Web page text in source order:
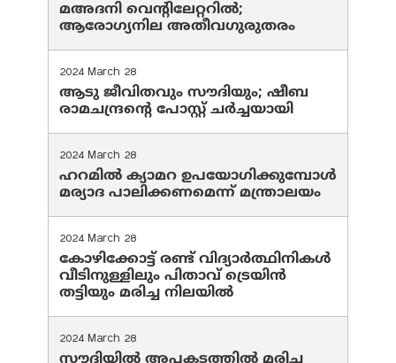
മഅദനി വെന്റിലേറ്ററിൽ;
ആരോഗ്യനില അതീവഗുരുതരം
2024 March 28
ആടു ജീവിതവും സൗദിയും; ഷീബ
രാമചന്ദ്രന്റെ പോസ്റ്റ് ചര്‍ച്ചയായി
2024 March 28
ഹറമില്‍ ക്യാമറ ഉപയോഗിക്കുമ്പോള്‍
മര്യാദ പാലിക്കണമെന്ന് മന്ത്രാലയം
2024 March 28
കോഴിക്കോട്ട് രണ്ട് വിദ്യാർത്ഥിനികൾ
വീടിനുള്ളിലും പിതാവ് ട്രെയിൻ
തട്ടിയും മരിച്ച നിലയിൽ
2024 March 28